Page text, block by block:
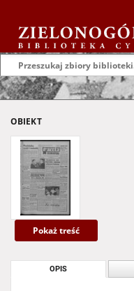
OBIEKT
Pokaż treść
OPIS